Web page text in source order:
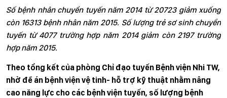
Số bệnh nhân chuyển tuyến năm 2014 từ 20723 giảm xuống
còn 16313 bệnh nhân năm 2015. Số lượng trẻ sơ sinh chuyển
tuyến từ 4077 trường hợp năm 2014 giảm còn 2197 trường
hợp năm 2015.
Theo tổng kết của phòng Chỉ đạo tuyến Bệnh viện Nhi TW,
nhờ đề án bệnh viện vệ tinh- hỗ trợ kỹ thuật nhằm nâng
cao năng lực cho các bệnh viện tuyến, số lượng bệnh